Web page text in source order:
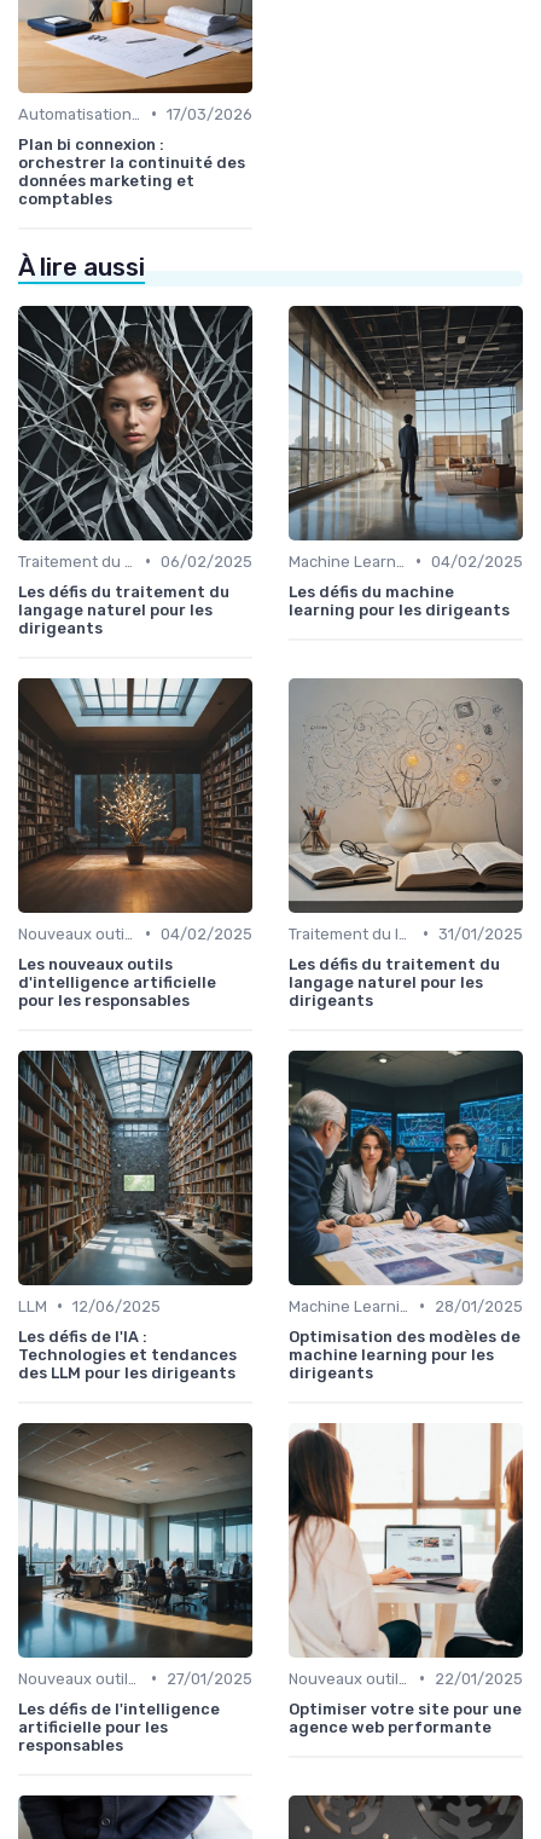
• 17/03/2026
Plan bi connexion :
orchestrer la continuité des
données marketing et
comptables
À lire aussi
• 06/02/2025
Les défis du traitement du
langage naturel pour les
dirigeants
• 04/02/2025
Les défis du machine
learning pour les dirigeants
• 04/02/2025
Les nouveaux outils
d'intelligence artificielle
pour les responsables
• 31/01/2025
Les défis du traitement du
langage naturel pour les
dirigeants
LLM • 12/06/2025
Les défis de l'IA :
Technologies et tendances
des LLM pour les dirigeants
•
28/01/2025
Optimisation des modèles de
machine learning pour les
dirigeants
•
27/01/2025
Les défis de l'intelligence
artificielle pour les
responsables
•
22/01/2025
Optimiser votre site pour une
agence web performante